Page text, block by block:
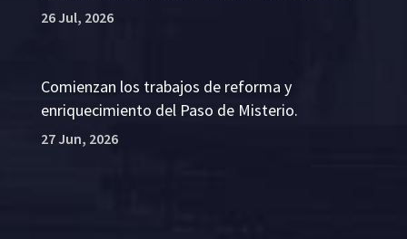
26 Jul, 2026
Comienzan los trabajos de reforma y
enriquecimiento del Paso de Misterio.
27 Jun, 2026